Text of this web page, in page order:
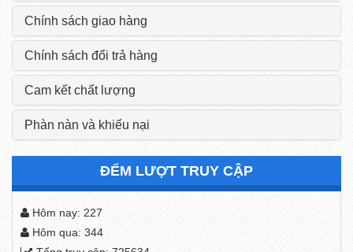
Chính sách giao hàng
Chính sách đổi trả hàng
Cam kết chất lượng
Phàn nàn và khiếu nại
ĐẾM LƯỢT TRUY CẬP
Hôm nay: 227
Hôm qua: 344